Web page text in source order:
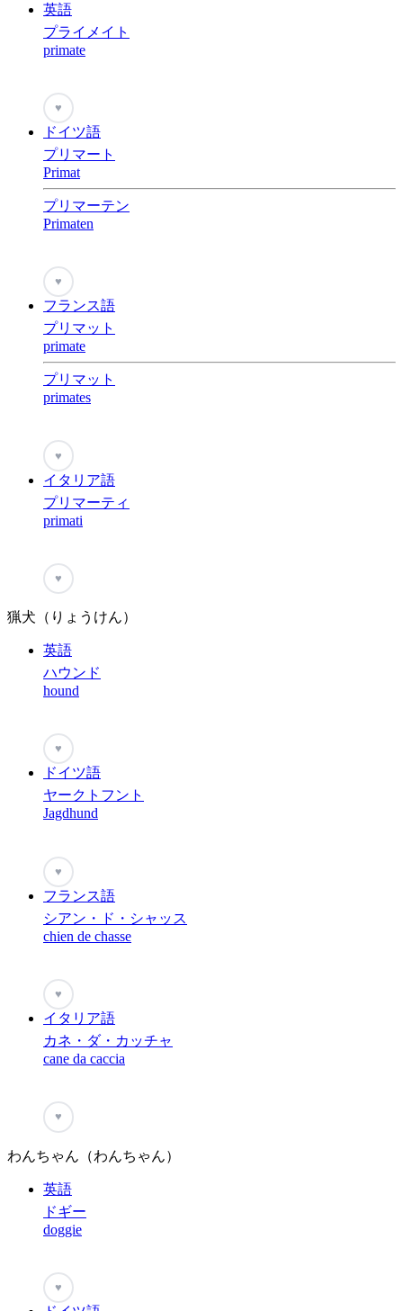
英語
プライメイト
primate
♥
ドイツ語
プリマート
Primat
プリマーテン
Primaten
♥
フランス語
プリマット
primate
プリマット
primates
♥
イタリア語
プリマーティ
primati
♥
猟犬（りょうけん）
英語
ハウンド
hound
♥
ドイツ語
ヤークトフント
Jagdhund
♥
フランス語
シアン・ド・シャッス
chien de chasse
♥
イタリア語
カネ・ダ・カッチャ
cane da caccia
♥
わんちゃん（わんちゃん）
英語
ドギー
doggie
♥